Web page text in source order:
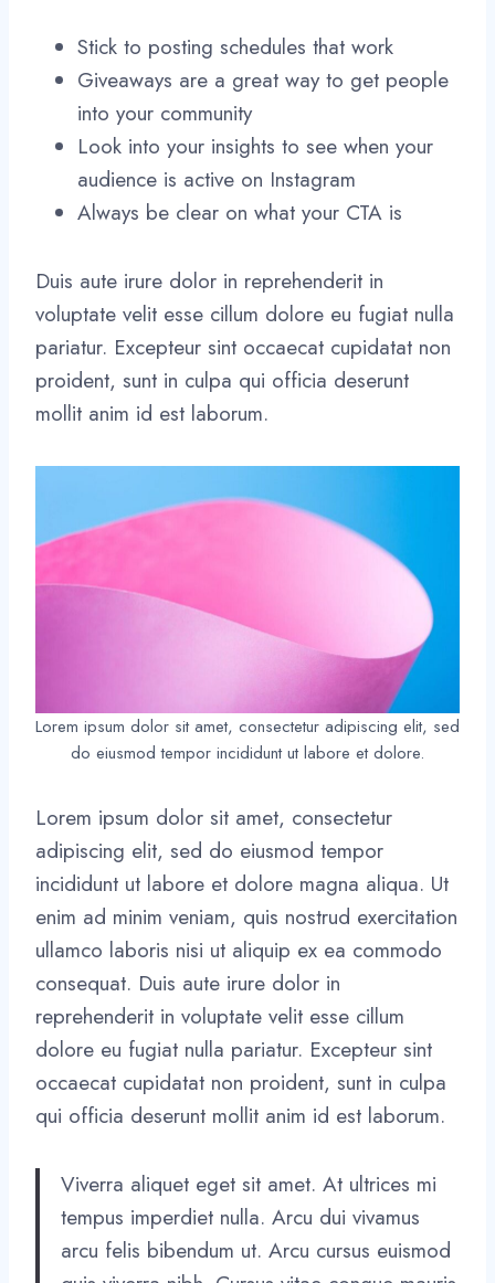
Stick to posting schedules that work
Giveaways are a great way to get people
into your community
Look into your insights to see when your
audience is active on Instagram
Always be clear on what your CTA is
Duis aute irure dolor in reprehenderit in
voluptate velit esse cillum dolore eu fugiat nulla
pariatur. Excepteur sint occaecat cupidatat non
proident, sunt in culpa qui officia deserunt
mollit anim id est laborum.
Lorem ipsum dolor sit amet, consectetur adipiscing elit, sed
do eiusmod tempor incididunt ut labore et dolore.
Lorem ipsum dolor sit amet, consectetur
adipiscing elit, sed do eiusmod tempor
incididunt ut labore et dolore magna aliqua. Ut
enim ad minim veniam, quis nostrud exercitation
ullamco laboris nisi ut aliquip ex ea commodo
consequat. Duis aute irure dolor in
reprehenderit in voluptate velit esse cillum
dolore eu fugiat nulla pariatur. Excepteur sint
occaecat cupidatat non proident, sunt in culpa
qui officia deserunt mollit anim id est laborum.
Viverra aliquet eget sit amet. At ultrices mi
tempus imperdiet nulla. Arcu dui vivamus
arcu felis bibendum ut. Arcu cursus euismod